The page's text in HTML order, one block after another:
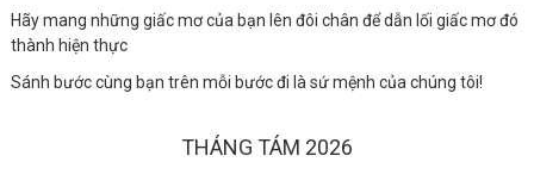
Hãy mang những giấc mơ của bạn lên đôi chân để dẫn lối giấc mơ đó
thành hiện thực
Sánh bước cùng bạn trên mỗi bước đi là sứ mệnh của chúng tôi!
THÁNG TÁM 2026